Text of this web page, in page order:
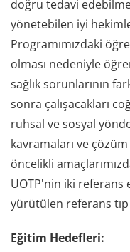
doğru tedavi
yönetebilen iyi
Programımızdaki
olması nedeniyle
sağlık sorunlarının
sonra çalışacakları
ruhsal ve sosyal
kavramaları ve çözüm
öncelikli
UOTP'nin iki referans
yürütülen referans tıp
Eğitim Hedefleri: